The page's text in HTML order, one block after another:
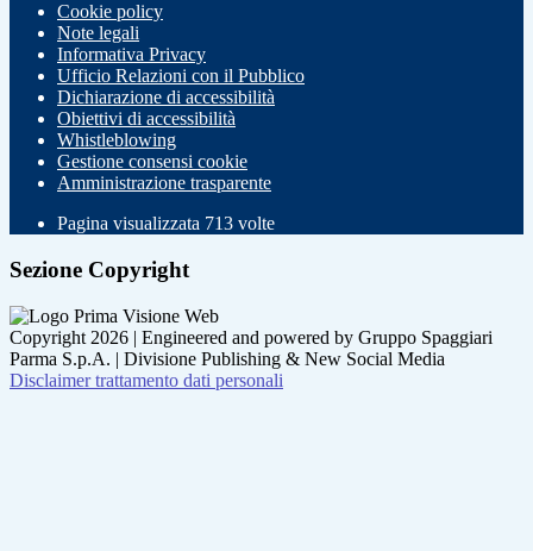
Cookie policy
Note legali
Informativa Privacy
Ufficio Relazioni con il Pubblico
Dichiarazione di accessibilità
Obiettivi di accessibilità
Whistleblowing
Gestione consensi cookie
Amministrazione trasparente
Pagina visualizzata 713 volte
Sezione Copyright
Copyright 2026 | Engineered and powered by Gruppo Spaggiari
Parma S.p.A. | Divisione Publishing & New Social Media
Disclaimer trattamento dati personali